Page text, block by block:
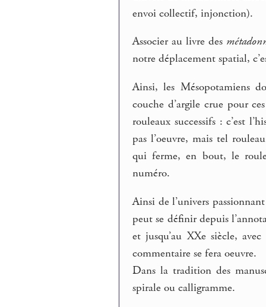
envoi collectif, injonction).
Associer au livre des
notre déplacement spatial,
Ainsi, les Mésopotamiens
couche d’argile crue pour
rouleaux successifs : c’est
pas l’oeuvre, mais tel
qui ferme, en bout, le
numéro.
Ainsi de l’univers
peut se définir depuis
et jusqu’au XXe siècle,
commentaire se fera oeuvre.
Dans la tradition des
spirale ou calligramme.